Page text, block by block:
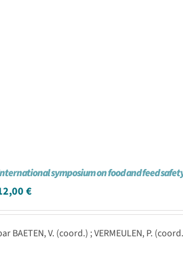
symposium on food and feed
€
BAETEN, V. (coord.) ; VERMEULEN, P.